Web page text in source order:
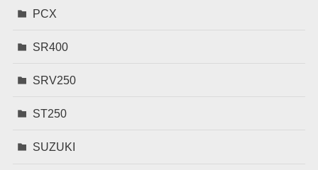
PCX
SR400
SRV250
ST250
SUZUKI